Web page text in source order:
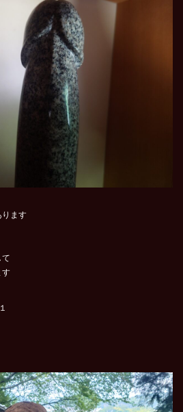
ります
す